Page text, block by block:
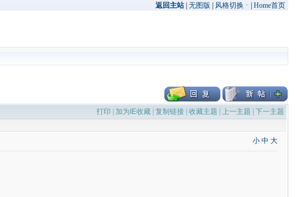
返回主站| 无图版 风格切换 Home首页
打印 | 加为IE收藏| 复制链接| 收藏主题 | 上一主题 | 下一主题
小 中 大